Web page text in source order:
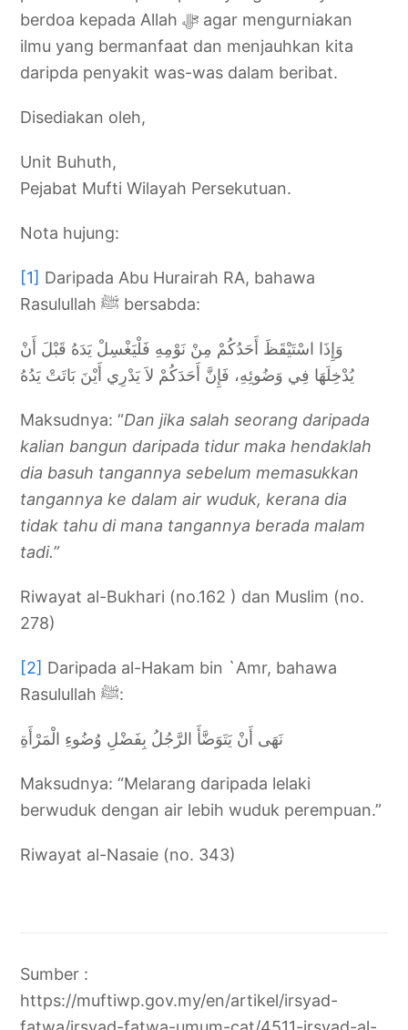
berdoa kepada Allah ﷻ agar mengurniakan
ilmu yang bermanfaat dan menjauhkan kita
daripda penyakit was-was dalam beribat.
Disediakan oleh,
Unit Buhuth,
Pejabat Mufti Wilayah Persekutuan.
Nota hujung:
[1] Daripada Abu Hurairah RA, bahawa
Rasulullah ﷺ bersabda:
وَإِذَا اسْتَيْقَظَ أَحَدُكُمْ مِنْ نَوْمِهِ فَلْيَغْسِلْ يَدَهُ قَبْلَ أَنْ
يُدْخِلَهَا فِي وَضُوئِهِ، فَإِنَّ أَحَدَكُمْ لاَ يَدْرِي أَيْنَ بَاتَتْ يَدُهُ
Maksudnya: “Dan jika salah seorang daripada
kalian bangun daripada tidur maka hendaklah
dia basuh tangannya sebelum memasukkan
tangannya ke dalam air wuduk, kerana dia
tidak tahu di mana tangannya berada malam
tadi.”
Riwayat al-Bukhari (no.162 ) dan Muslim (no.
278)
[2] Daripada al-Hakam bin `Amr, bahawa
Rasulullah ﷺ:
نَهَى أَنْ يَتَوَضَّأَ الرَّجُلُ بِفَضْلِ وُضُوءِ الْمَرْأَةِ
Maksudnya: “Melarang daripada lelaki
berwuduk dengan air lebih wuduk perempuan.”
Riwayat al-Nasaie (no. 343)
Sumber :
https://muftiwp.gov.my/en/artikel/irsyad-